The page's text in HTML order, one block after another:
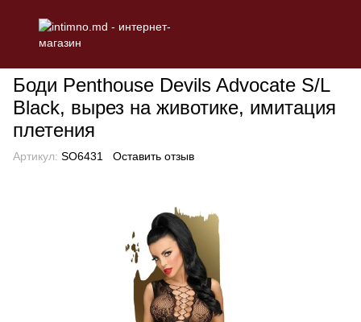
Боди Penthouse Devils Advocate S/L
Black, вырез на животике, имитация
плетения
Артикул: SO6431 Оставить отзыв